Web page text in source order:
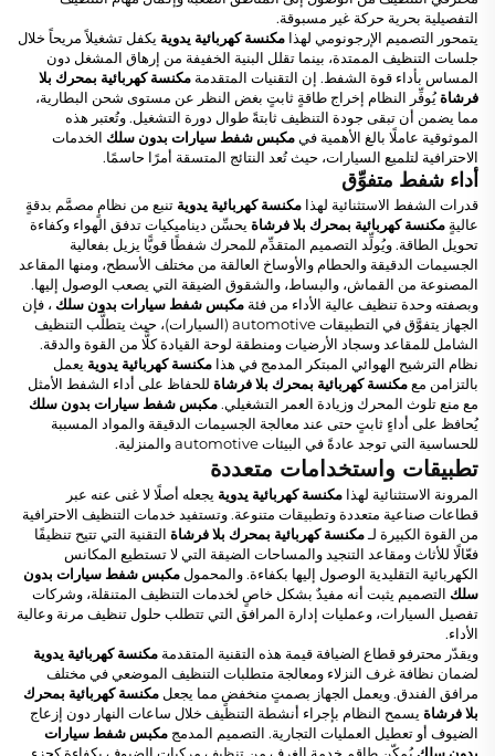
التفصيلية بحرية حركة غير مسبوقة.
يتمحور التصميم الإرجونومي لهذا مكنسة كهربائية يدوية يكفل تشغيلاً مريحاً خلال
جلسات التنظيف الممتدة، بينما تقلل البنية الخفيفة من إرهاق المشغل دون
المساس بأداء قوة الشفط. إن التقنيات المتقدمة مكنسة كهربائية بمحرك بلا
فرشاةيُوفِّر النظام إخراج طاقةٍ ثابتٍ بغض النظر عن مستوى شحن البطارية،
مما يضمن أن تبقى جودة التنظيف ثابتةً طوال دورة التشغيل. وتُعتبر هذه
الموثوقية عاملًا بالغ الأهمية في مكبس شفط سيارات بدون سلك الخدمات
الاحترافية لتلميع السيارات، حيث تُعد النتائج المتسقة أمرًا حاسمًا.
أداء شفط متفوِّق
قدرات الشفط الاستثنائية لهذا مكنسة كهربائية يدوية تنبع من نظامٍ مصمَّم بدقةٍ
عاليةٍ مكنسة كهربائية بمحرك بلا فرشاة يحسِّن ديناميكيات تدفق الهواء وكفاءة
تحويل الطاقة. ويُولِّد التصميم المتقدِّم للمحرك شفطًا قويًّا يزيل بفعالية
الجسيمات الدقيقة والحطام والأوساخ العالقة من مختلف الأسطح، ومنها المقاعد
المصنوعة من القماش، والبساط، والشقوق الضيقة التي يصعب الوصول إليها.
وبصفته وحدة تنظيف عالية الأداء من فئة مكبس شفط سيارات بدون سلك ، فإن
الجهاز يتفوَّق في التطبيقات automotive (السيارات)، حيث يتطلَّب التنظيف
الشامل للمقاعد وسجاد الأرضيات ومنطقة لوحة القيادة كلًّا من القوة والدقة.
نظام الترشيح الهوائي المبتكر المدمج في هذا مكنسة كهربائية يدوية يعمل
بالتزامن مع مكنسة كهربائية بمحرك بلا فرشاة للحفاظ على أداء الشفط الأمثل
مع منع تلوث المحرك وزيادة العمر التشغيلي. مكبس شفط سيارات بدون سلك
يُحافظ على أداءٍ ثابتٍ حتى عند معالجة الجسيمات الدقيقة والمواد المسببة
للحساسية التي توجد عادةً في البيئات automotive والمنزلية.
تطبيقات واستخدامات متعددة
المرونة الاستثنائية لهذا مكنسة كهربائية يدوية يجعله أصلًا لا غنى عنه عبر
قطاعات صناعية متعددة وتطبيقات متنوعة. وتستفيد خدمات التنظيف الاحترافية
من القوة الكبيرة لـمكنسة كهربائية بمحرك بلا فرشاة التقنية التي تتيح تنظيفًا
فعّالًا للأثاث ومقاعد التنجيد والمساحات الضيقة التي لا تستطيع المكانس
الكهربائية التقليدية الوصول إليها بكفاءة. والمحمول مكبس شفط سيارات بدون
سلك التصميم يثبت أنه مفيدٌ بشكل خاصٍ لخدمات التنظيف المتنقلة، وشركات
تفصيل السيارات، وعمليات إدارة المرافق التي تتطلب حلول تنظيف مرنة وعالية
الأداء.
ويقدّر محترفو قطاع الضيافة قيمة هذه التقنية المتقدمة مكنسة كهربائية يدوية
لضمان نظافة غرف النزلاء ومعالجة متطلبات التنظيف الموضعي في مختلف
مرافق الفندق. ويعمل الجهاز بصمتٍ منخفضٍ مما يجعل مكنسة كهربائية بمحرك
بلا فرشاة يسمح النظام بإجراء أنشطة التنظيف خلال ساعات النهار دون إزعاج
الضيوف أو تعطيل العمليات التجارية. التصميم المدمج مكبس شفط سيارات
بدون سلك يُمكّن طاقم خدمة الغرف من تنظيف مركبات الضيوف بكفاءة كجزء